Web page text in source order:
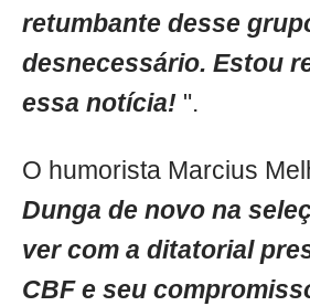
retumbante desse
desnecessário. Estou
essa notícia! ".
O humorista Marcius
Dunga de novo na
ver com a ditatorial
CBF e seu